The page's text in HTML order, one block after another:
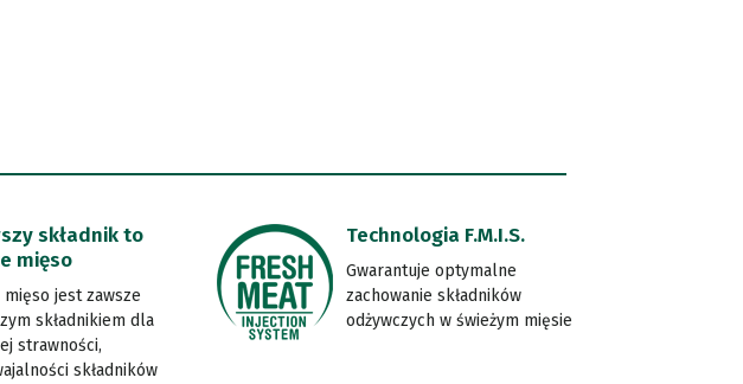
składnik to
mięso
mięso jest zawsze
składnikiem dla
strawności,
składników
Technologia F.M.I.S.
Gwarantuje optymalne
zachowanie składników
odżywczych w świeżym mięsie